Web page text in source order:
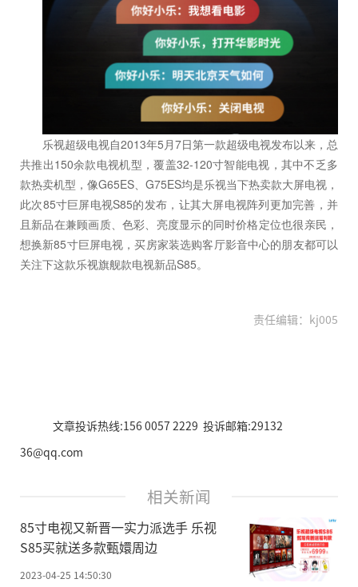
乐视超级电视自2013年5月7日第一款超级电视发布以来，总
共推出150余款电视机型，覆盖32-120寸智能电视，其中不乏多
款热卖机型，像G65ES、G75ES均是乐视当下热卖款大屏电视，
此次85寸巨屏电视S85的发布，让其大屏电视阵列更加完善，并
且新品在兼顾画质、色彩、亮度显示的同时价格定位也很亲民，
想换新85寸巨屏电视，买房家装选购客厅影音中心的朋友都可以
关注下这款乐视旗舰款电视新品S85。
责任编辑：kj005
文章投诉热线:156 0057 2229 投诉邮箱:29132
36@qq.com
相关新闻
85寸电视又新晋一实力派选手 乐视
S85买就送多款甄嬛周边
2023-04-25 14:50:30